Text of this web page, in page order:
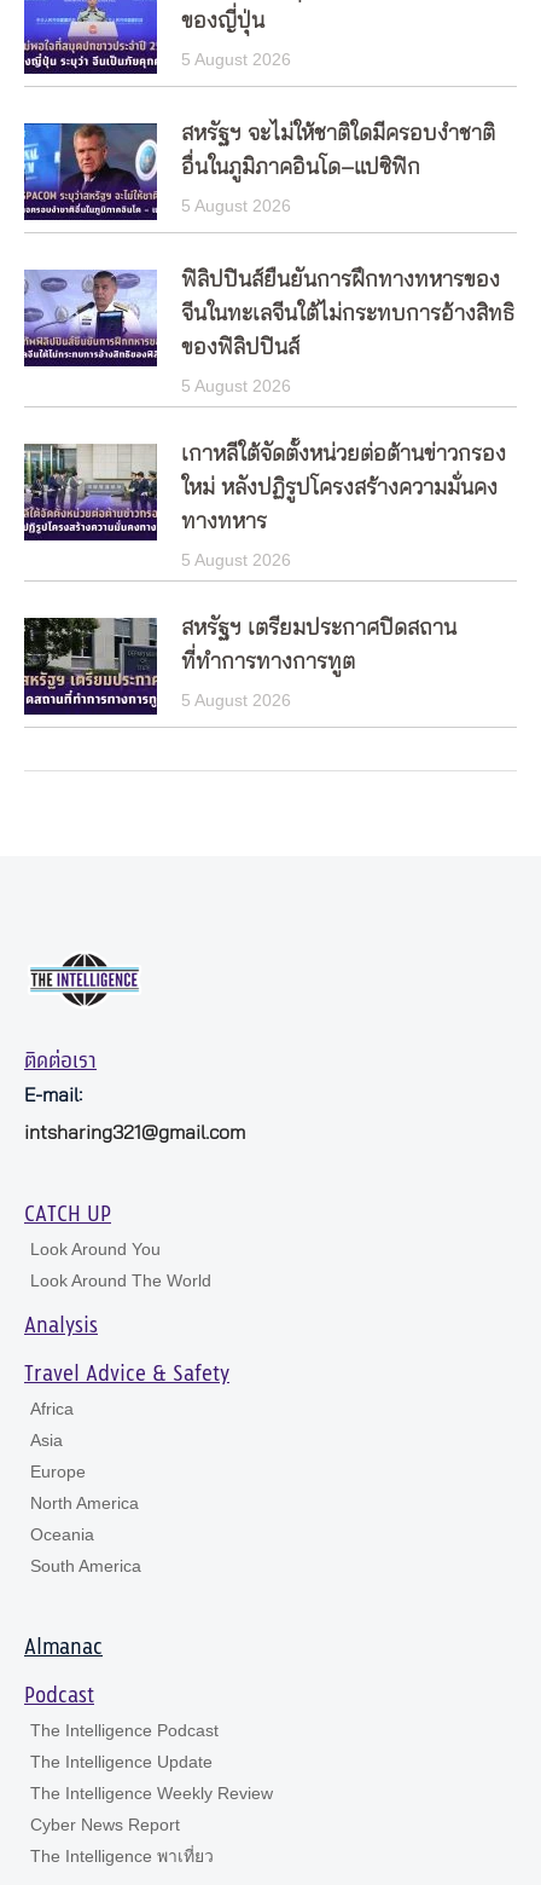
ของญี่ปุ่น
5 August 2026
สหรัฐฯ จะไม่ให้ชาติใดมีครอบงำชาติ
อื่นในภูมิภาคอินโด–แปซิฟิก
5 August 2026
ฟิลิปปินส์ยืนยันการฝึกทางทหารของ
จีนในทะเลจีนใต้ไม่กระทบการอ้างสิทธิ
ของฟิลิปปินส์
5 August 2026
เกาหลีใต้จัดตั้งหน่วยต่อต้านข่าวกรอง
ใหม่ หลังปฏิรูปโครงสร้างความมั่นคง
ทางทหาร
5 August 2026
สหรัฐฯ เตรียมประกาศปิดสถาน
ที่ทำการทางการทูต
5 August 2026
ติดต่อเรา
E-mail:
intsharing321@gmail.com
CATCH UP
Look Around You
Look Around The World
Analysis
Travel Advice & Safety
Africa
Asia
Europe
North America
Oceania
South America
Almanac
Podcast
The Intelligence Podcast
The Intelligence Update
The Intelligence Weekly Review
Cyber News Report
The Intelligence พาเที่ยว